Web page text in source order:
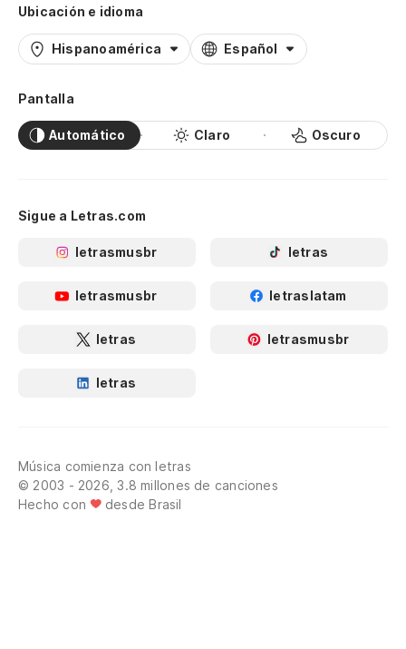
Ubicación e idioma
Hispanoamérica Español
Pantalla
Automático Claro Oscuro
Sigue a Letras.com
letrasmusbr letras
letrasmusbr letraslatam
letras letrasmusbr
letras
Música comienza con letras
© 2003 - 2026, 3.8 millones de canciones
Hecho con
desde Brasil